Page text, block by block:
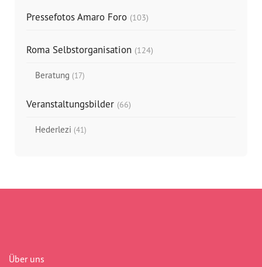
Pressefotos Amaro Foro (103)
Roma Selbstorganisation (124)
Beratung (17)
Veranstaltungsbilder (66)
Hederlezi (41)
Über uns